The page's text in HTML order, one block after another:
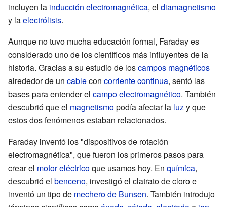
incluyen la inducción electromagnética, el diamagnetismo
y laelectrólisis.
Aunque no tuvo mucha educación formal, Faraday es
considerado uno de los científicos más influyentes de la
historia. Gracias a su estudio de loscampos magnéticos
alrededor de un cablecon corriente continua, sentó las
bases para entender el campo electromagnético. También
descubrió que el magnetismopodía afectar la luzy que
estos dos fenómenos estaban relacionados.
Faraday inventó los "dispositivos de rotación
electromagnética", que fueron los primeros pasos para
crear el motor eléctricoque usamos hoy. En química,
descubrió el benceno, investigó el clatrato de cloro e
inventó un tipo de mechero de Bunsen. También introdujo